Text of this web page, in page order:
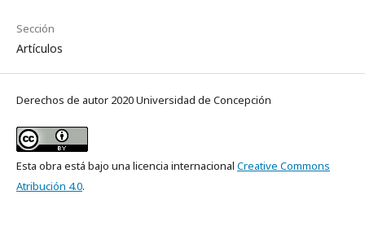
Sección
Artículos
Derechos de autor 2020 Universidad de Concepción
Esta obra está bajo una licencia internacional Creative Commons
Atribución 4.0.